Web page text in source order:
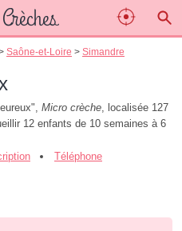
Saône-et-Loire > Simandre
Micro crèche, localisée 127
12 enfants de 10 semaines à 6
Téléphone